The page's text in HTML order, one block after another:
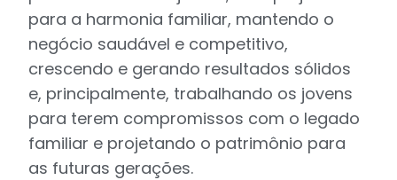
para a harmonia familiar, mantendo o
negócio saudável e competitivo,
crescendo e gerando resultados sólidos
e, principalmente, trabalhando os jovens
para terem compromissos com o legado
familiar e projetando o patrimônio para
as futuras gerações.